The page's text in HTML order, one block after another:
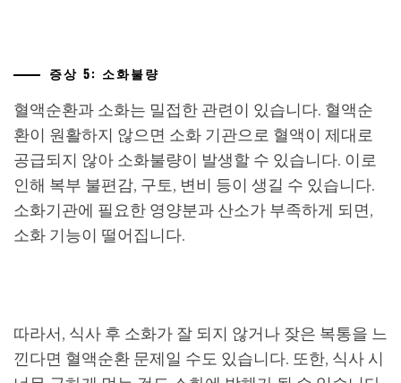
증상 5: 소화불량
혈액순환과 소화는 밀접한 관련이 있습니다. 혈액순
환이 원활하지 않으면 소화 기관으로 혈액이 제대로
공급되지 않아 소화불량이 발생할 수 있습니다. 이로
인해 복부 불편감, 구토, 변비 등이 생길 수 있습니다.
소화기관에 필요한 영양분과 산소가 부족하게 되면,
소화 기능이 떨어집니다.
따라서, 식사 후 소화가 잘 되지 않거나 잦은 복통을 느
낀다면 혈액순환 문제일 수도 있습니다. 또한, 식사 시